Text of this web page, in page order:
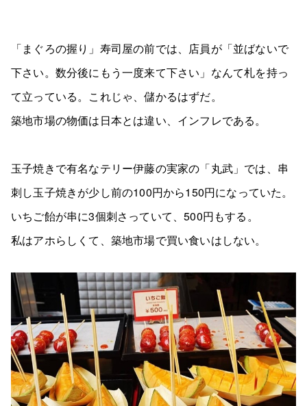
「まぐろの握り」寿司屋の前では、店員が「並ばないで
下さい。数分後にもう一度来て下さい」なんて札を持っ
て立っている。これじゃ、儲かるはずだ。
築地市場の物価は日本とは違い、インフレである。
玉子焼きで有名なテリー伊藤の実家の「丸武」では、串
刺し玉子焼きが少し前の100円から150円になっていた。
いちご飴が串に3個刺さっていて、500円もする。
私はアホらしくて、築地市場で買い食いはしない。